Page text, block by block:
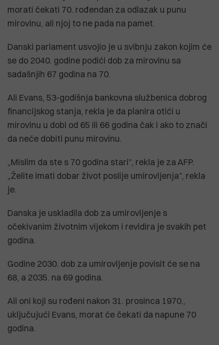
morati čekati 70. rođendan za odlazak u punu
mirovinu, ali njoj to ne pada na pamet.
Danski parlament usvojio je u svibnju zakon kojim će
se do 2040. godine podići dob za mirovinu sa
sadašnjih 67 godina na 70.
Ali Evans, 53-godišnja bankovna službenica dobrog
financijskog stanja, rekla je da planira otići u
mirovinu u dobi od 65 ili 66 godina čak i ako to znači
da neće dobiti punu mirovinu.
„Mislim da ste s 70 godina stari”, rekla je za AFP.
„Želite imati dobar život poslije umirovljenja”, rekla
je.
Danska je uskladila dob za umirovljenje s
očekivanim životnim vijekom i revidira je svakih pet
godina.
Godine 2030. dob za umirovljenje povisit će se na
68, a 2035. na 69 godina.
Ali oni koji su rođeni nakon 31. prosinca 1970.,
uključujući Evans, morat će čekati da napune 70
godina.